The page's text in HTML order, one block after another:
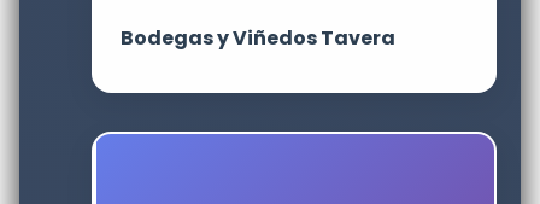
Bodegas y Viñedos Tavera